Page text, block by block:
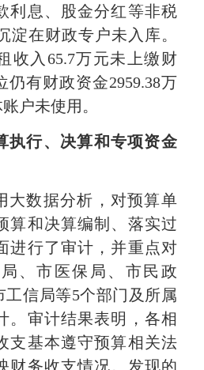
利息、股金分红等非税
淀在财政专户未入库。
收入65.7万元未上缴财
仍有财政资金2959.38万
户未使用。
执行、决算和专项资金
大数据分析，对预算单
算和决算编制、落实过
进行了审计，并重点对
、市医保局、市民政
工信局等5个部门及所属
。审计结果表明，各相
支基本遵守预算相关法
财务收支情况。发现的